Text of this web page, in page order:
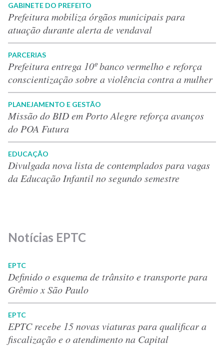
GABINETE DO PREFEITO
Prefeitura mobiliza órgãos municipais para
atuação durante alerta de vendaval
PARCERIAS
Prefeitura entrega 10º banco vermelho e reforça
conscientização sobre a violência contra a mulher
PLANEJAMENTO E GESTÃO
Missão do BID em Porto Alegre reforça avanços
do POA Futura
EDUCAÇÃO
Divulgada nova lista de contemplados para vagas
da Educação Infantil no segundo semestre
Notícias EPTC
EPTC
Definido o esquema de trânsito e transporte para
Grêmio x São Paulo
EPTC
EPTC recebe 15 novas viaturas para qualificar a
fiscalização e o atendimento na Capital